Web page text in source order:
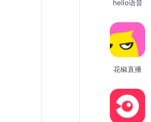
hello语音
花椒直播